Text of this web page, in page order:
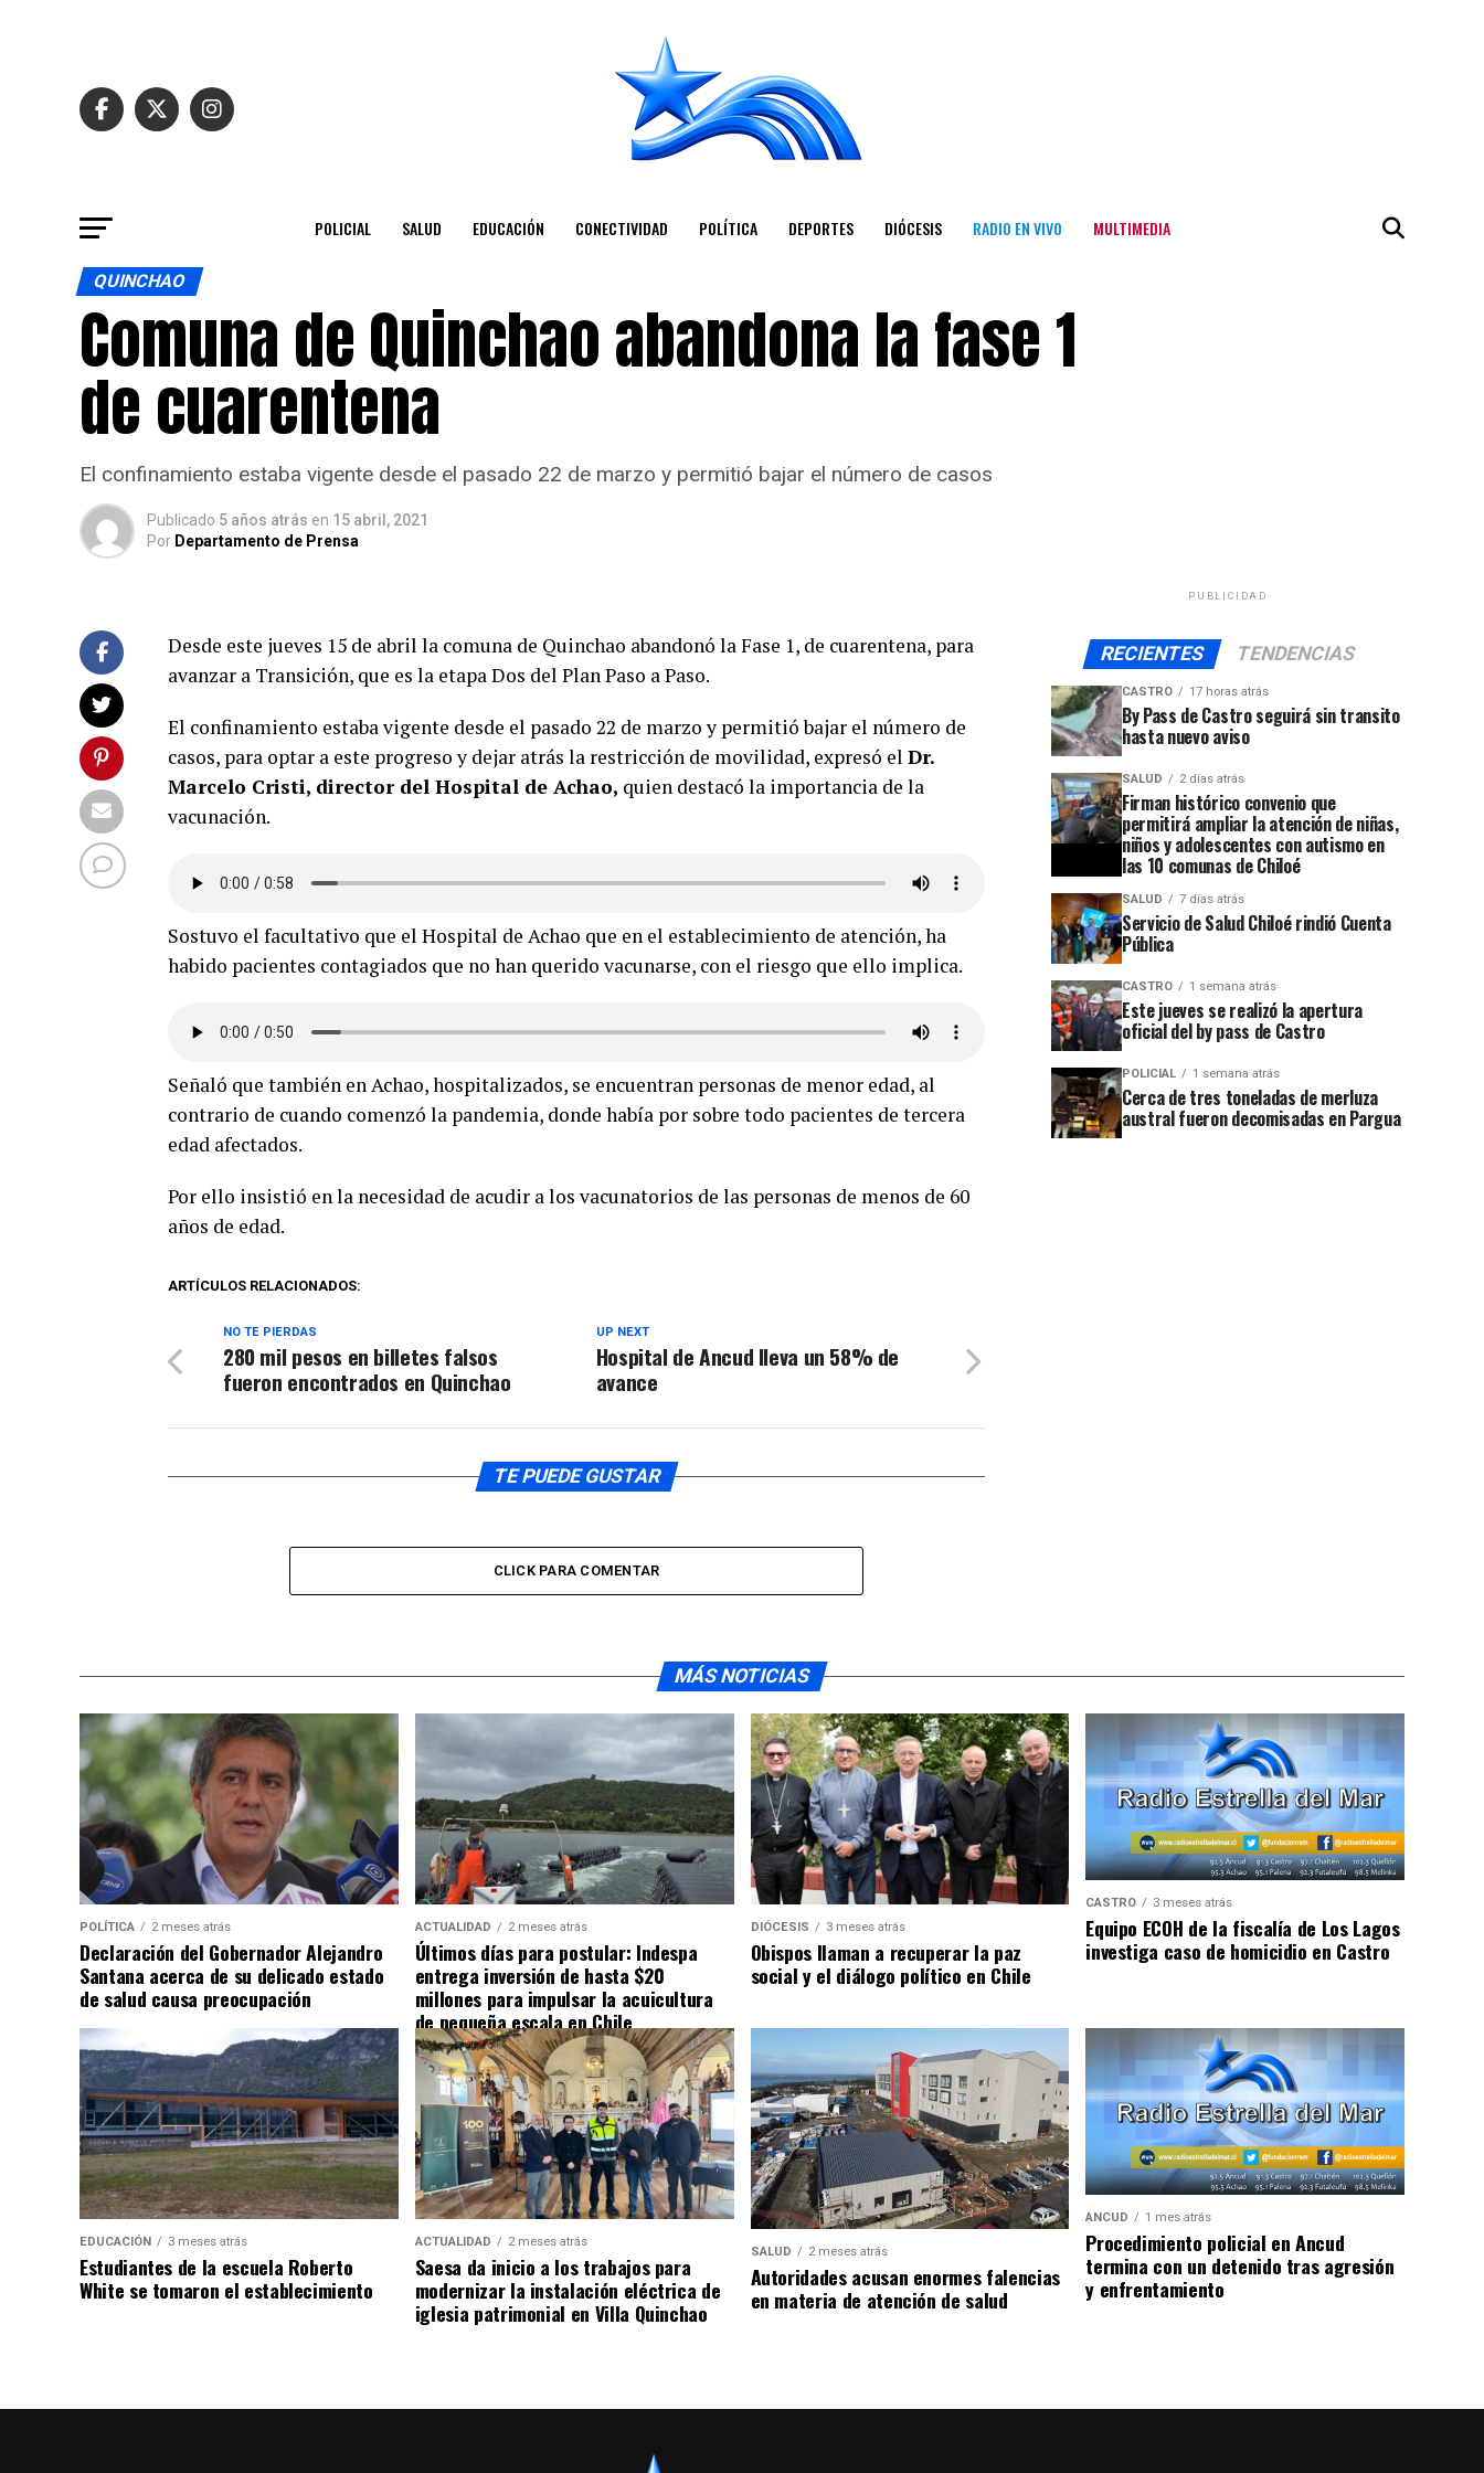
POLICIAL SALUD EDUCACIÓN CONECTIVIDAD POLÍTICA DEPORTES DIÓCESIS RADIO EN VIVO MULTIMEDIA
QUINCHAO
Comuna de Quinchao abandona la fase 1
de cuarentena
El confinamiento estaba vigente desde el pasado 22 de marzo y permitió bajar el número de casos
Publicado 5 años atrás en 15 abril, 2021
Por Departamento de Prensa
Desde este jueves 15 de abril la comuna de Quinchao abandonó la Fase 1, de cuarentena, para
avanzar a Transición, que es la etapa Dos del Plan Paso a Paso.
El confinamiento estaba vigente desde el pasado 22 de marzo y permitió bajar el número de
casos, para optar a este progreso y dejar atrás la restricción de movilidad, expresó el Dr.
Marcelo Cristi, director del Hospital de Achao, quien destacó la importancia de la
vacunación.
Sostuvo el facultativo que el Hospital de Achao que en el establecimiento de atención, ha
habido pacientes contagiados que no han querido vacunarse, con el riesgo que ello implica.
Señaló que también en Achao, hospitalizados, se encuentran personas de menor edad, al
contrario de cuando comenzó la pandemia, donde había por sobre todo pacientes de tercera
edad afectados.
Por ello insistió en la necesidad de acudir a los vacunatorios de las personas de menos de 60
años de edad.
ARTÍCULOS RELACIONADOS:
UP NEXT
Hospital de Ancud lleva un 58% de
avance
NO TE PIERDAS
280 mil pesos en billetes falsos
fueron encontrados en Quinchao
TE PUEDE GUSTAR
CLICK PARA COMENTAR
PUBLICIDAD
RECIENTES TENDENCIAS
CASTRO 17 horas atrás
By Pass de Castro seguirá sin transito
hasta nuevo aviso
SALUD 2 días atrás
Firman histórico convenio que
permitirá ampliar la atención de niñas,
niños y adolescentes con autismo en
las 10 comunas de Chiloé
SALUD 7 días atrás
Servicio de Salud Chiloé rindió Cuenta
Pública
CASTRO 1 semana atrás
Este jueves se realizó la apertura
oficial del by pass de Castro
POLICIAL 1 semana atrás
Cerca de tres toneladas de merluza
austral fueron decomisadas en Pargua
MÁS NOTICIAS
POLÍTICA 2 meses atrás
Declaración del Gobernador Alejandro
Santana acerca de su delicado estado
de salud causa preocupación
ACTUALIDAD 2 meses atrás
Últimos días para postular: Indespa
entrega inversión de hasta $20
millones para impulsar la acuicultura
de pequeña escala en Chile
DIÓCESIS 3 meses atrás
Obispos llaman a recuperar la paz
social y el diálogo político en Chile
CASTRO 3 meses atrás
Equipo ECOH de la fiscalía de Los Lagos
investiga caso de homicidio en Castro
EDUCACIÓN 3 meses atrás
Estudiantes de la escuela Roberto
White se tomaron el establecimiento
ACTUALIDAD 2 meses atrás
Saesa da inicio a los trabajos para
modernizar la instalación eléctrica de
iglesia patrimonial en Villa Quinchao
SALUD 2 meses atrás
Autoridades acusan enormes falencias
en materia de atención de salud
ANCUD 1 mes atrás
Procedimiento policial en Ancud
termina con un detenido tras agresión
y enfrentamiento